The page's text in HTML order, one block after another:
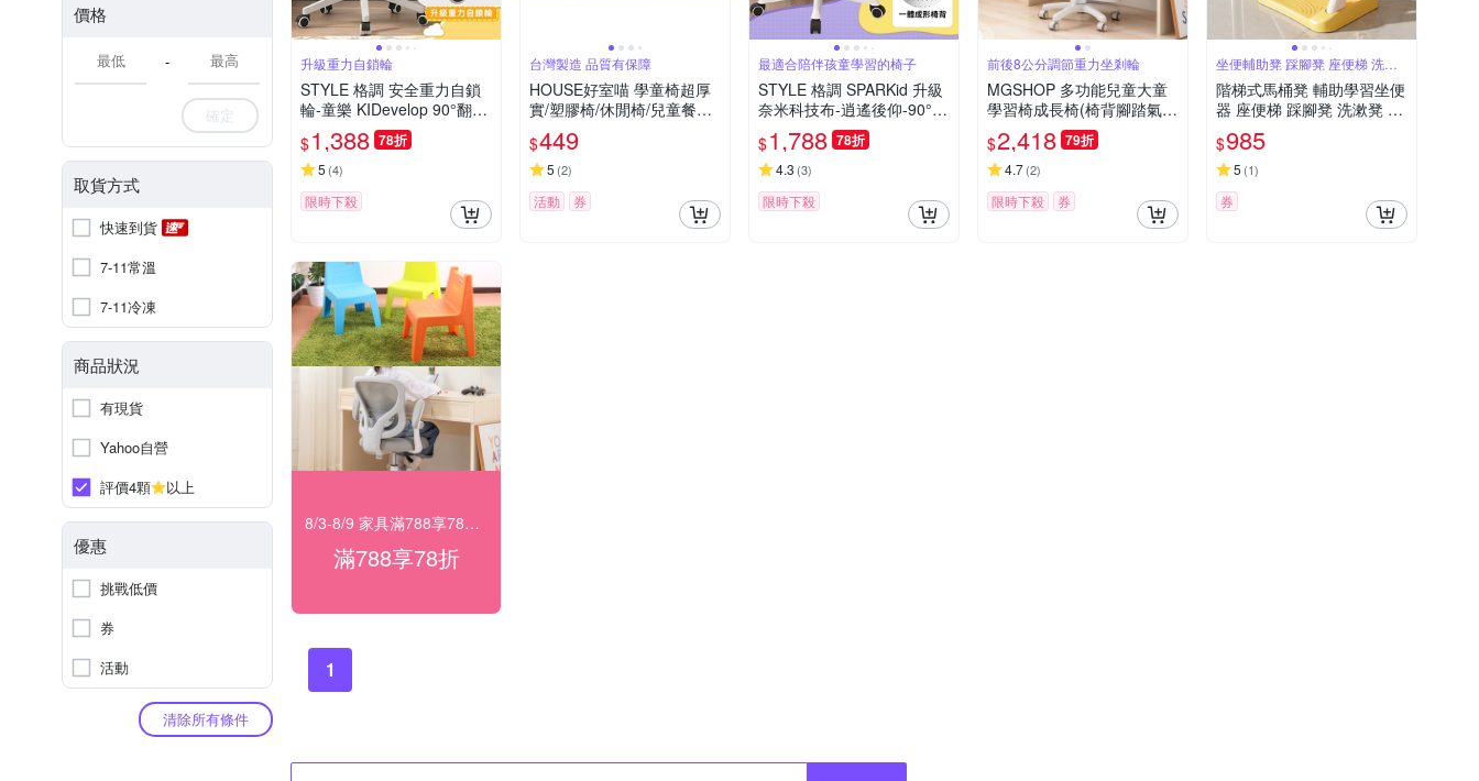
價格
-
確定
取貨方式
快速到貨
7-11常溫
7-11冷凍
商品狀況
有現貨
Yahoo自營
評價4顆
以上
優惠
挑戰低價
券
活動
清除所有條件
升級重力自鎖輪
STYLE 格調 安全重力自鎖
輪-童樂 KIDevelop 90°翻轉
扶手成長電腦椅/成長椅/學
習椅/升降椅(附活動式腳踏)
$1,388 78折
5 (4)
限時下殺
台灣製造 品質有保障
HOUSE好室喵 學童椅超厚
實/塑膠椅/休閒椅/兒童餐桌
椅-1入 台灣製造 三色可選
$449
5 (2)
活動 券
最適合陪伴孩童學習的椅子
STYLE 格調 SPARKid 升級
奈米科技布-逍遙後仰-90°翻
轉扶手成長電腦椅/成長椅/
學習椅/升降椅(附活動式腳
踏)
$1,788 78折
4.3 (3)
限時下殺
前後8公分調節重力坐剎輪
MGSHOP 多功能兒童大童
學習椅成長椅(椅背腳踏氣桿
三重調節款人體工學椅)
$2,418 79折
4.7(2)
限時下殺 券
坐便輔助凳 踩腳凳 座便梯 洗漱
凳
階梯式馬桶凳 輔助學習坐便
器 座便梯 踩腳凳 洗漱凳 可
折疊腳踏凳
$985
5 (1)
券
8/3-8/9 家具滿788享78折！
滿788享78折
1